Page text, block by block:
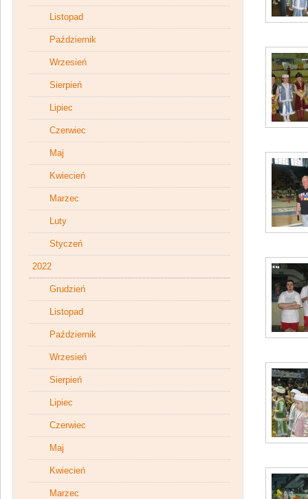
Listopad
Październik
Wrzesień
Sierpień
Lipiec
Czerwiec
Maj
Kwiecień
Marzec
Luty
Styczeń
2022
Grudzień
Listopad
Październik
Wrzesień
Sierpień
Lipiec
Czerwiec
Maj
Kwiecień
Marzec